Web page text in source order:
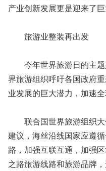
产业创新发展更是迎来了巨
旅游业整装再出发
今年世界旅游日的主题
界旅游组织呼吁各国政府
业发展的巨大潜力，加速全
联合国世界旅游组织大
建议，海丝沿线国家应遵
路，加强互联互通，加强
之路旅游线路和旅游品牌